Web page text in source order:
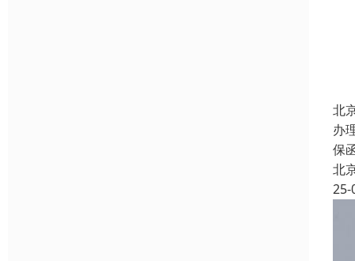
北
办
保
北
25-